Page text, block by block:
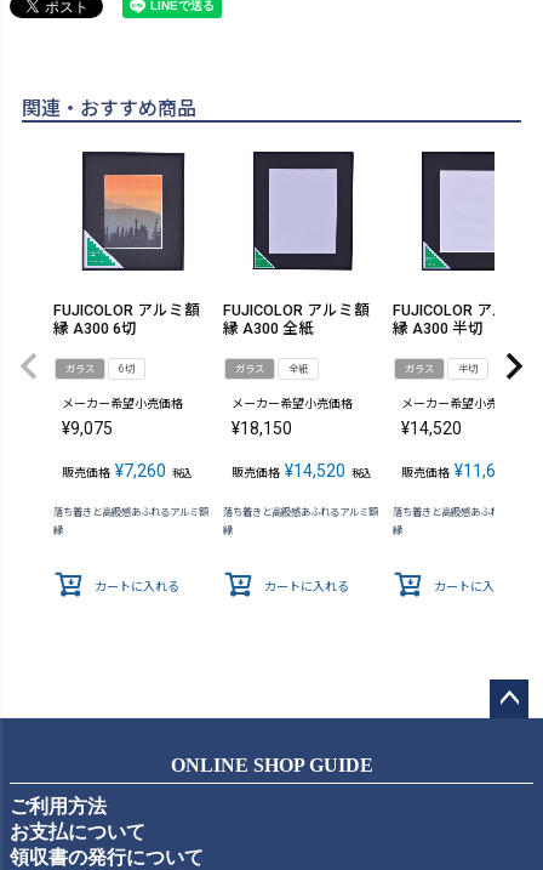
関連・おすすめ商品
FUJICOLOR アルミ額
縁 A300 6切
ガラス 6切
メーカー希望小売価格
¥9,075
販売価格 ¥7,260 税込
落ち着きと高級感あふれるアルミ額
縁
カートに入れる
FUJICOLOR アルミ額
縁 A300 全紙
ガラス 全紙
メーカー希望小売価格
¥18,150
販売価格 ¥14,520 税込
落ち着きと高級感あふれるアルミ額
縁
カートに入れる
FUJICOLOR アルミ額
縁 A300 半切
ガラス 半切
メーカー希望小売価格
¥14,520
販売価格 ¥11,616
落ち着きと高級感あふれるアルミ
縁
カートに入れる
ップ
ONLINE SHOP GUIDE
ご利用方法
お支払について
領収書の発行について